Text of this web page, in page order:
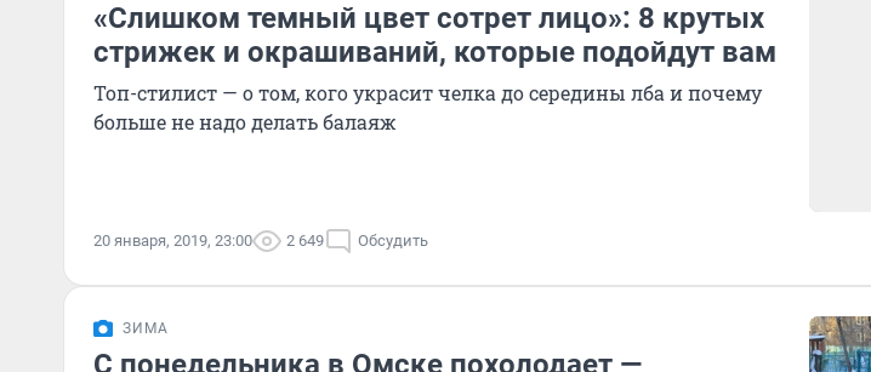
«Слишком темный цвет сотрет лицо»: 8 крутых
стрижек и окрашиваний, которые подойдут вам
Топ-стилист — о том, кого украсит челка до середины лба и почему
больше не надо делать балаяж
20 января, 2019, 23:00 2 649 Обсудить
ЗИМА
С понедельника в Омске похолодает —